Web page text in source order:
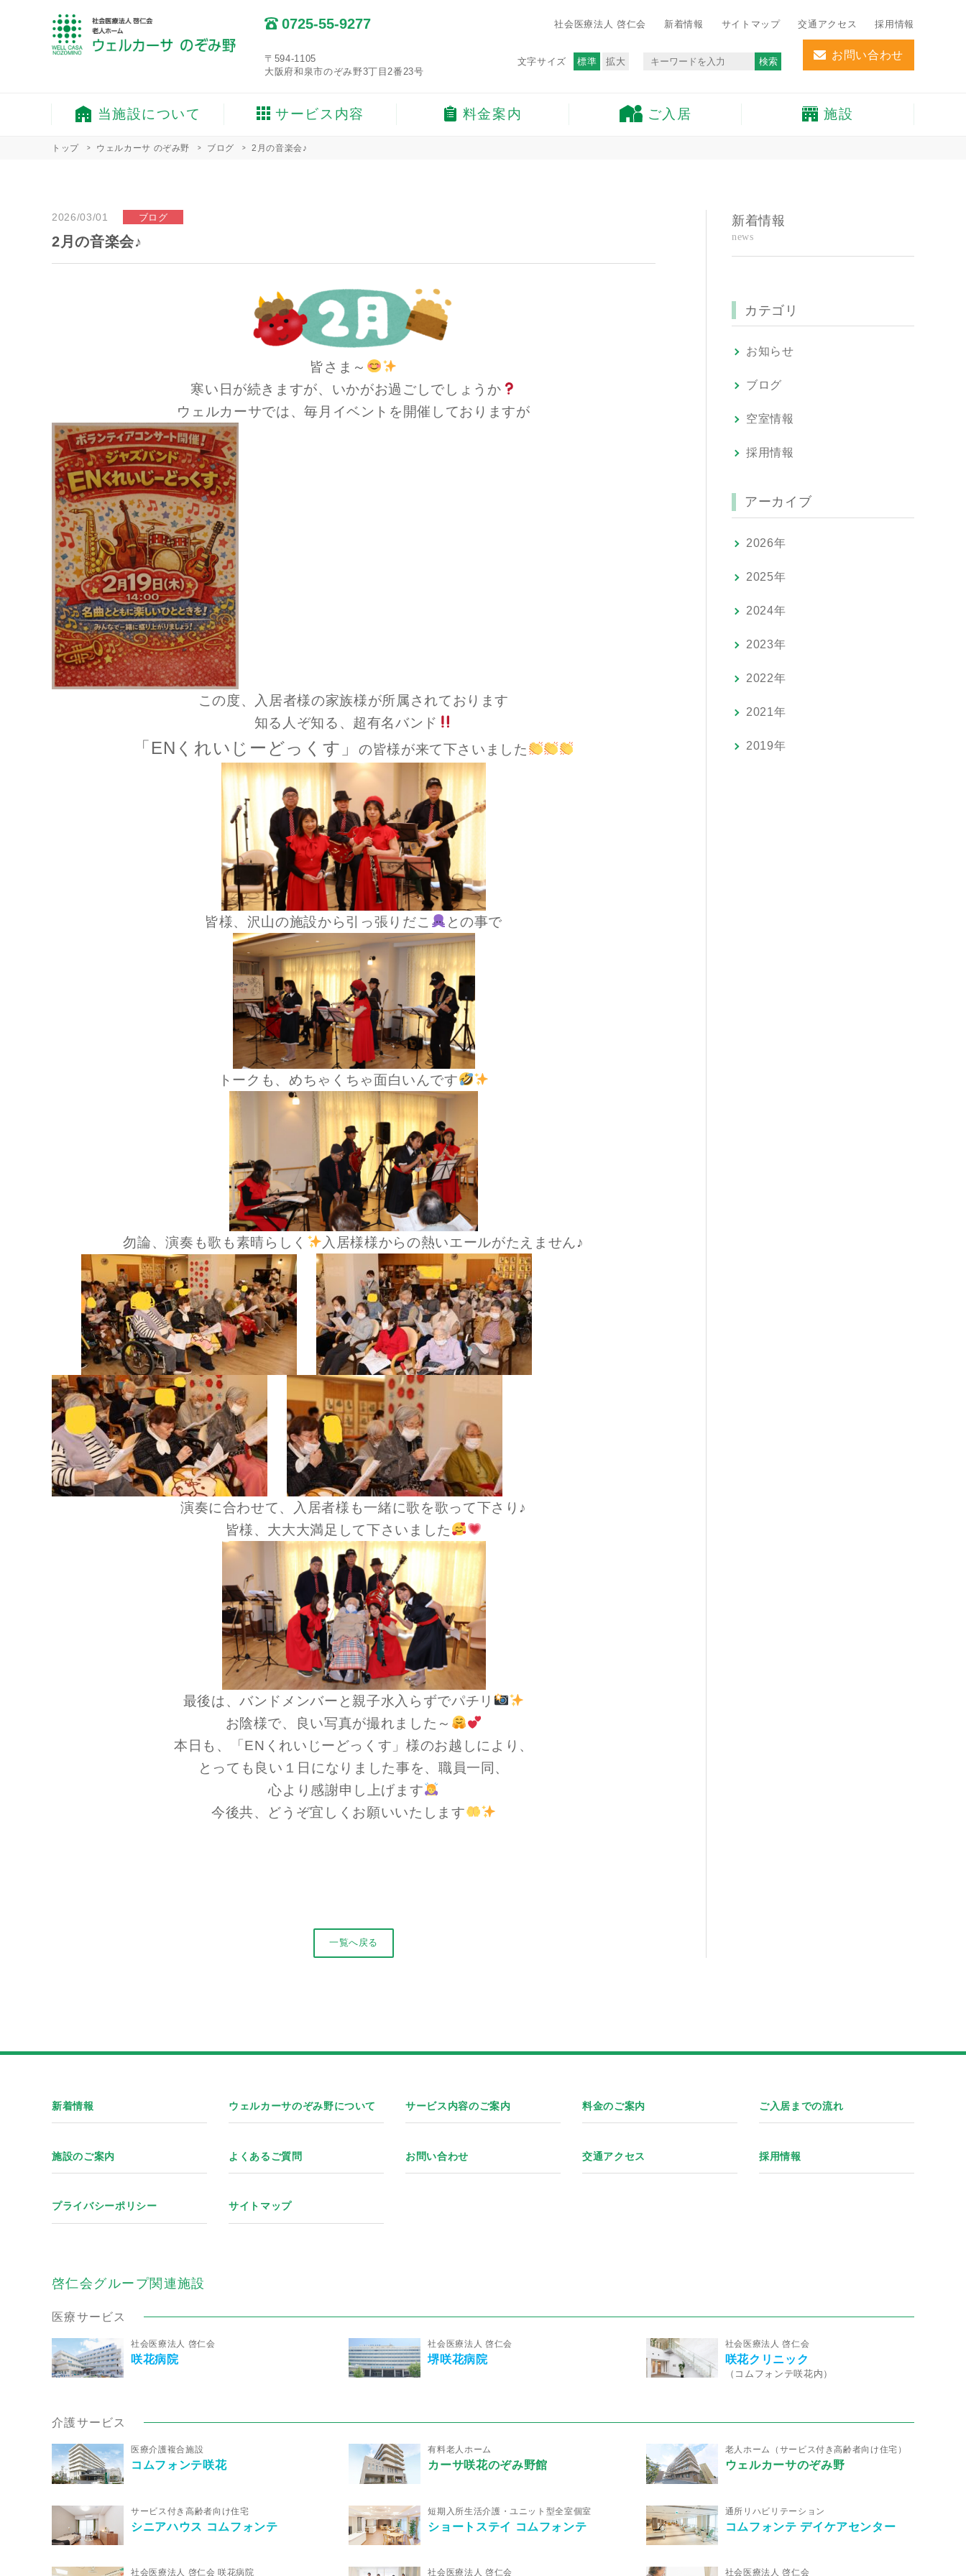
0725-55-9277
〒594-1105
大阪府和泉市のぞみ野3丁目2番23号
社会医療法人 啓仁会 新着情報 サイトマップ 交通アクセス 採用情報
文字サイズ 標準 拡大 検索
お問い合わせ
当施設について サービス内容 料金案内 ご入居 施設
トップ ウェルカーサ のぞみ野 ブログ 2月の音楽会♪
2026/03/01 ブログ
2月の音楽会♪
皆さま～
寒い日が続きますが、いかがお過ごしでしょうか
ウェルカーサでは、毎月イベントを開催しておりますが
この度、入居者様の家族様が所属されております
知る人ぞ知る、超有名バンド
「ENくれいじーどっくす」 の皆様が来て下さいました
皆様、沢山の施設から引っ張りだこ との事で
トークも、めちゃくちゃ面白いんです
勿論、演奏も歌も素晴らしく 入居様様からの熱いエールがたえません♪
演奏に合わせて、入居者様も一緒に歌を歌って下さり♪
皆様、大大大満足して下さいました
最後は、バンドメンバーと親子水入らずでパチリ
お陰様で、良い写真が撮れました～
本日も、「ENくれいじーどっくす」様のお越しにより、
とっても良い１日になりました事を、職員一同、
心より感謝申し上げます
今後共、どうぞ宜しくお願いいたします
一覧へ戻る
新着情報
news
カテゴリ
お知らせ
ブログ
空室情報
採用情報
アーカイブ
2026年
2025年
2024年
2023年
2022年
2021年
2019年
新着情報 ウェルカーサのぞみ野について サービス内容のご案内 料金のご案内 ご入居までの流れ
施設のご案内 よくあるご質問 お問い合わせ 交通アクセス 採用情報
プライバシーポリシー サイトマップ
啓仁会グループ関連施設
医療サービス
社会医療法人 啓仁会
咲花病院
社会医療法人 啓仁会
堺咲花病院
社会医療法人 啓仁会
咲花クリニック
（コムフォンテ咲花内）
介護サービス
医療介護複合施設
コムフォンテ咲花
有料老人ホーム
カーサ咲花のぞみ野館
老人ホーム（サービス付き高齢者向け住宅）
ウェルカーサのぞみ野
サービス付き高齢者向け住宅
シニアハウス コムフォンテ
短期入所生活介護・ユニット型全室個室
ショートステイ コムフォンテ
通所リハビリテーション
コムフォンテ デイケアセンター
社会医療法人 啓仁会 咲花病院 社会医療法人 啓仁会 社会医療法人 啓仁会